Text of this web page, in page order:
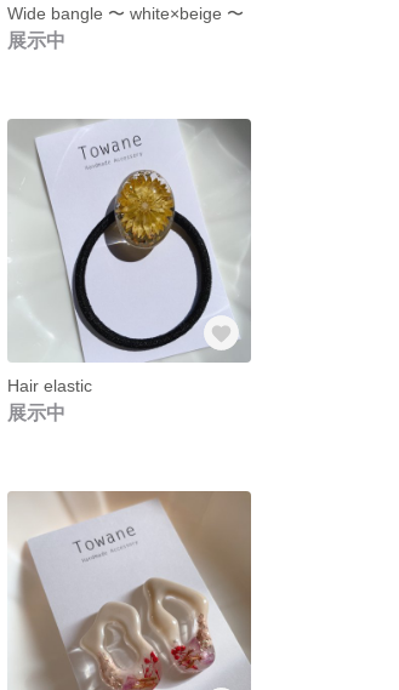
Wide bangle 〜 white×beige 〜
展示中
Hair elastic
展示中